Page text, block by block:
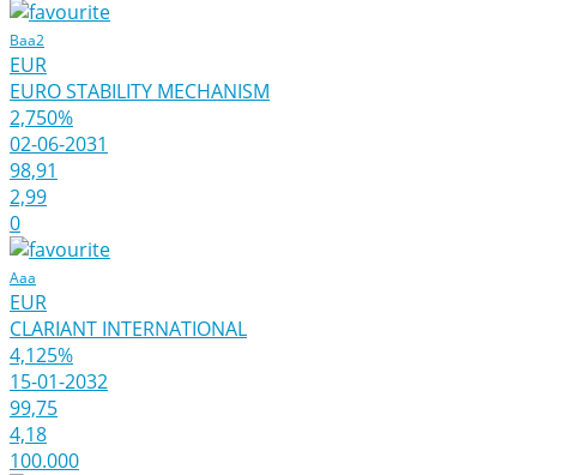
Baa2
EUR
EURO STABILITY MECHANISM
2,750%
02-06-2031
98,91
2,99
0
Aaa
EUR
CLARIANT INTERNATIONAL
4,125%
15-01-2032
99,75
4,18
100.000